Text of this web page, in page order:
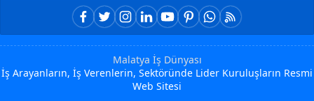
Malatya İş Dünyası
İş Arayanların, İş Verenlerin, Sektöründe Lider Kuruluşların Resmi
Web Sitesi